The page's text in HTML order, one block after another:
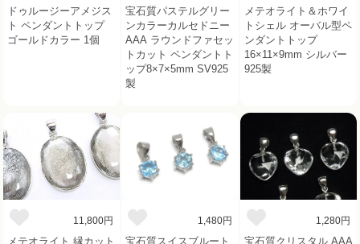
ドゥルージーアメジス
ト ペンダントトップ
ゴールドカラー 1個
宝石質パステルグリー
ンカラーカルセドニー
AAA ラウンドファセッ
トカット ペンダントト
ップ8×7×5mm SV925
製
メテオライト＆ホワイ
トシェル オーバル型ペ
ンダントトップ
16×11×9mm シルバー
925製
11,800円
メテオライト 縁カット
1,480円
宝石質スイスブルート
1,280円
宝石質クリスタル AAA